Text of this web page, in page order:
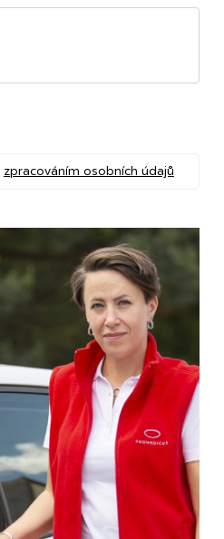
zpracováním osobních údajů